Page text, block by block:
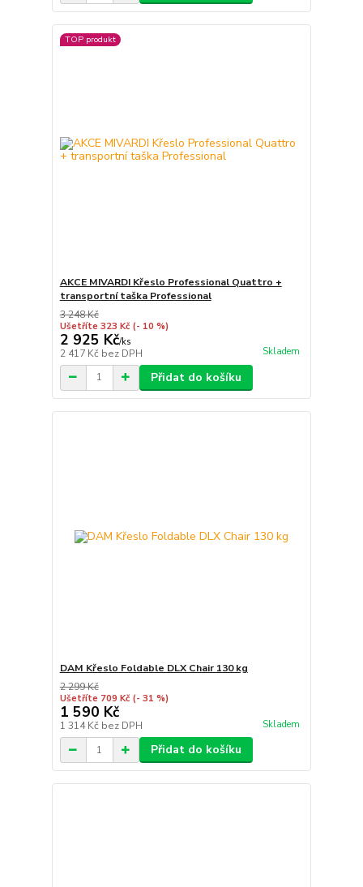
TOP produkt
AKCE MIVARDI Křeslo Professional Quattro +
transportní taška Professional
3 248 Kč
Ušetříte 323 Kč (- 10 %)
2 925 Kč/ks
2 417 Kč bez DPH Skladem
Přidat do košíku
DAM Křeslo Foldable DLX Chair 130 kg
2 299 Kč
Ušetříte 709 Kč (- 31 %)
1 590 Kč
1 314 Kč bez DPH Skladem
Přidat do košíku